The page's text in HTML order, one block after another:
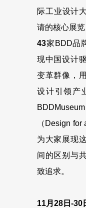
际工业设计
请的核心展
43家BDD品
现中国设计
变革群像，
设计引领产
（Design for
为大家展现
间的区别与
致追求。
11月28日-30